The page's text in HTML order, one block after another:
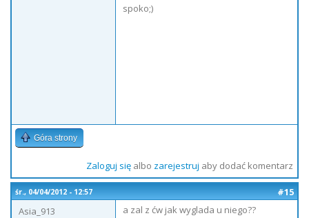
spoko;)
Góra strony
Zaloguj sięalbo zarejestruj aby dodać komentarz
śr., 04/04/2012 - 12:57
#15
Asia_913
a zal z ćw jak wyglada u niego??